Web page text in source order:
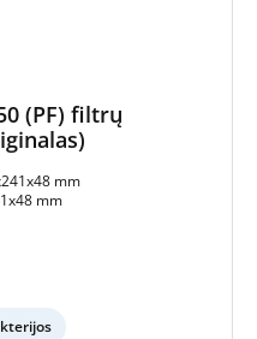
(PF) filtrų
mm
mm